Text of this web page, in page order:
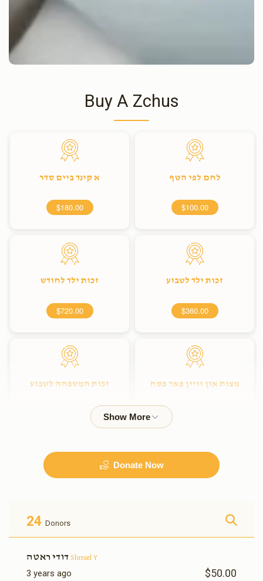
Buy A Zchus
לחם לפי הטף
$100.00
א קינד ביים סדר
$180.00
זכות ילד לשבוע
$360.00
זכות ילד לחודש
$720.00
מצות און וויין פאר פסח זכות המשפחה לשבוע
Donate Now
24 Donors
Shmiel Y
3 years ago $50.00